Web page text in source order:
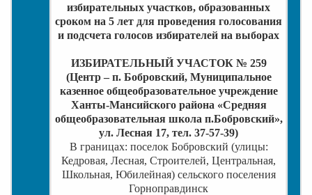
избирательных участков, образованных
сроком на 5 лет для проведения голосования
и подсчета голосов избирателей на выборах
ИЗБИРАТЕЛЬНЫЙ УЧАСТОК № 259
(Центр – п. Бобровский, Муниципальное
казенное общеобразовательное учреждение
Ханты-Мансийского района «Средняя
общеобразовательная школа п.Бобровский»,
ул. Лесная 17, тел. 37-57-39)
В границах: поселок Бобровский (улицы:
Кедровая, Лесная, Строителей, Центральная,
Школьная, Юбилейная) сельского поселения
Горноправдинск